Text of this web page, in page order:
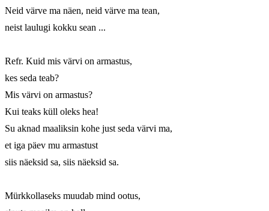
Neid värve ma näen, neid värve ma tean,
neist laulugi kokku sean ...
Refr. Kuid mis värvi on armastus,
kes seda teab?
Mis värvi on armastus?
Kui teaks küll oleks hea!
Su aknad maaliksin kohe just seda värvi ma,
et iga päev mu armastust
siis näeksid sa, siis näeksid sa.
Mürkkollaseks muudab mind ootus,